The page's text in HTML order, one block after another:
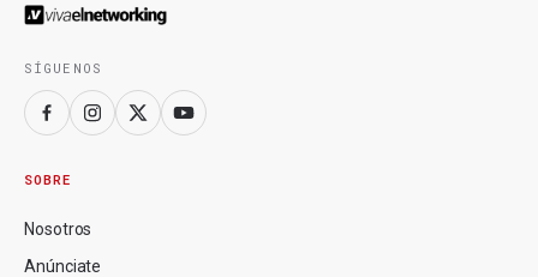
SÍGUENOS
SOBRE
Nosotros
Anúnciate